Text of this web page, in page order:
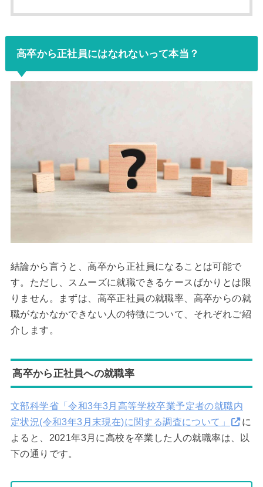
高卒から正社員にはなれないって本当？
結論から言うと、高卒から正社員になることは可能で
す。ただし、スムーズに就職できるケースばかりとは限
りません。まずは、高卒正社員の就職率、高卒からの就
職がなかなかできない人の特徴について、それぞれご紹
介します。
高卒から正社員への就職率
文部科学省「令和3年3月高等学校卒業予定者の就職内
定状況(令和3年3月末現在)に関する調査について」
に
よると、2021年3月に高校を卒業した人の就職率は、以
下の通りです。